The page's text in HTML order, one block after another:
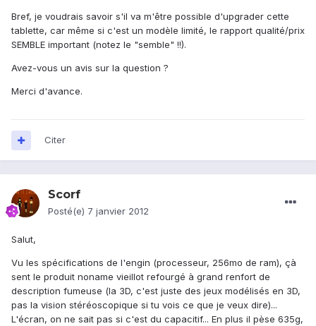
Bref, je voudrais savoir s'il va m'être possible d'upgrader cette
tablette, car même si c'est un modèle limité, le rapport qualité/prix
SEMBLE important (notez le "semble" !!).
Avez-vous un avis sur la question ?
Merci d'avance.
Citer
Scorf
Posté(e) 7 janvier 2012
Salut,
Vu les spécifications de l'engin (processeur, 256mo de ram), çà
sent le produit noname vieillot refourgé à grand renfort de
description fumeuse (la 3D, c'est juste des jeux modélisés en 3D,
pas la vision stéréoscopique si tu vois ce que je veux dire)...
L'écran, on ne sait pas si c'est du capacitif... En plus il pèse 635g,